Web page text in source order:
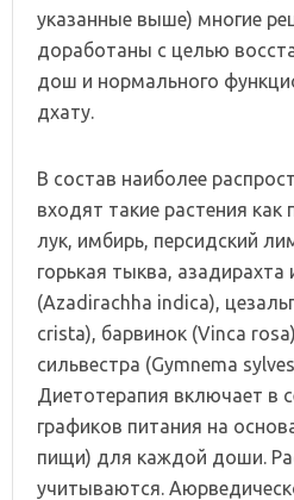
указанные выше) многие
доработаны с целью
дош и нормального
дхату.
В состав наиболее
входят такие растения как
лук, имбирь, персидский
горькая тыква, азадирахта
(Azadirachha indica),
crista), барвинок (Vinca
сильвестра (Gymnema
Диетотерапия включает в
графиков питания на
пищи) для каждой доши.
учитываются.